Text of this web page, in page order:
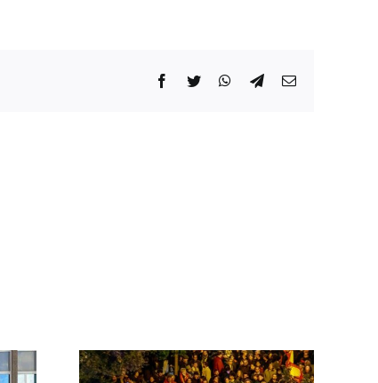
Facebook
Twitter WhatsApp
TelegramCorreo